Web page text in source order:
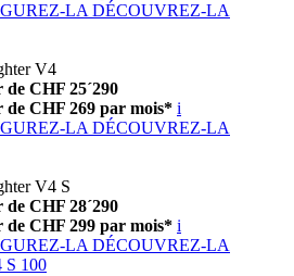
LA DÉCOUVREZ-LA
V4
CHF 25´290
de CHF 269 par mois* i
LA DÉCOUVREZ-LA
V4 S
CHF 28´290
de CHF 299 par mois* i
LA DÉCOUVREZ-LA
S 100